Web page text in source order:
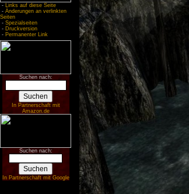
- Links auf diese Seite
- Änderungen an verlinkten
Seiten
- Spezialseiten
- Druckversion
- Permanenter Link
Suchen nach:
In Partnerschaft mit
Amazon.de
Suchen nach:
In Partnerschaft mit Google